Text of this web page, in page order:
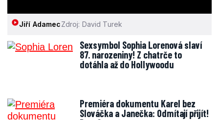
Jiří AdamecZdroj: David Turek
Sexsymbol Sophia Lorenová slaví
87. narozeniny! Z chatrče to
dotáhla až do Hollywoodu
Premiéra dokumentu Karel bez
Slováčka a Janečka: Odmítají přijít!